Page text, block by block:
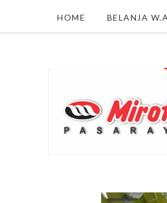
HOME BELANJA W.A